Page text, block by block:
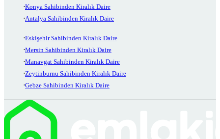
Konya Sahibinden Kiralık Daire
Antalya Sahibinden Kiralık Daire
Eskişehir Sahibinden Kiralık Daire
Mersin Sahibinden Kiralık Daire
Manavgat Sahibinden Kiralık Daire
Zeytinburnu Sahibinden Kiralık Daire
Gebze Sahibinden Kiralık Daire